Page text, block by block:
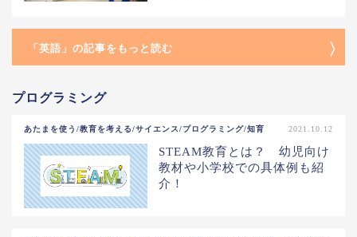
「英語」の記事をもっと読む
プログラミング
あたまを使う/教育を考える/サイエンス/プログラミング/知育 2021.10.12
STEAM教育とは？ 幼児向け
教材や小学校での具体例も紹
介！